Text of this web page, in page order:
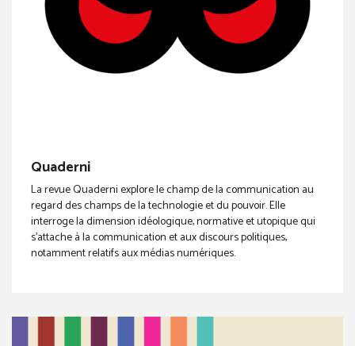
Quaderni
La revue Quaderni explore le champ de la communication au
regard des champs de la technologie et du pouvoir. Elle
interroge la dimension idéologique, normative et utopique qui
s’attache à la communication et aux discours politiques,
notamment relatifs aux médias numériques.